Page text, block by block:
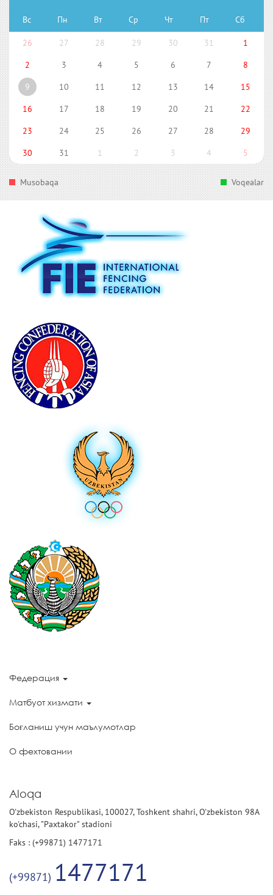
Вс Пн Вт Ср Чт Пт Сб
26 27 28 29 30 31
1
2
3 4 5 6 7
8
9
10 11 12 13 14
15
16
17 18 19 20 21
22
23
24 25 26 27 28
29
30
31 1 2 3 4 5
Musobaqa Voqealar
Федерация
Матбуот хизмати
Боғланиш учун маълумотлар
О фехтовании
Aloqa
O'zbekiston Respublikasi, 100027, Toshkent shahri, O'zbekiston 98A
ko'chasi, "Paxtakor" stadioni
Faks : (+99871) 1477171
(+99871) 1477171